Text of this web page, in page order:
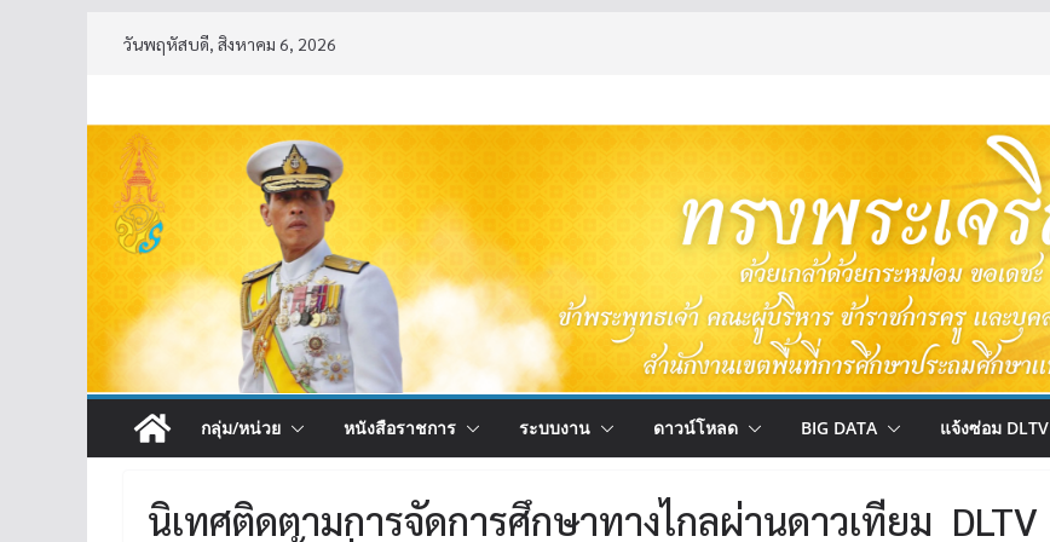
วันพฤหัสบดี, สิงหาคม 6, 2026
กลุ่ม/หน่วย หนังสือราชการ ระบบงาน ดาวน์โหลด BIG DATA แจ้งซ่อม DLTV
นิเทศติดตามการจัดการศึกษาทางไกลผ่านดาวเทียม DLTV